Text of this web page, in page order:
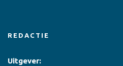
REDACTIE
Uitgever: